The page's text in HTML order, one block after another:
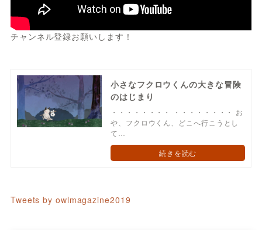
チャンネル登録お願いします！
小さなフクロウくんの大きな冒険
のはじまり
・・・・・・・・ ・・・・・・・・ お
や、フクロウくん、どこへ行こうとし
て…
続きを読む
Tweets by owlmagazine2019